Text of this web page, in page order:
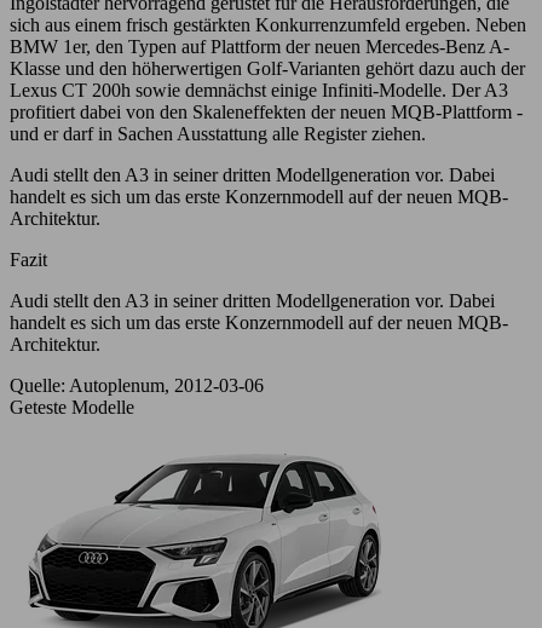
sich aus einem frisch gestärkten Konkurrenzumfeld ergeben. Neben
BMW 1er, den Typen auf Plattform der neuen Mercedes-Benz A-
Klasse und den höherwertigen Golf-Varianten gehört dazu auch der
Lexus CT 200h sowie demnächst einige Infiniti-Modelle. Der A3
profitiert dabei von den Skaleneffekten der neuen MQB-Plattform -
und er darf in Sachen Ausstattung alle Register ziehen.
Audi stellt den A3 in seiner dritten Modellgeneration vor. Dabei
handelt es sich um das erste Konzernmodell auf der neuen MQB-
Architektur.
Fazit
Audi stellt den A3 in seiner dritten Modellgeneration vor. Dabei
handelt es sich um das erste Konzernmodell auf der neuen MQB-
Architektur.
Quelle: Autoplenum, 2012-03-06
Geteste Modelle